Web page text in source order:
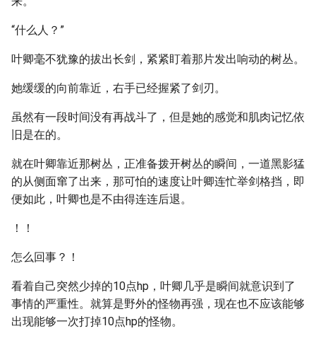
“什么人？”
叶卿毫不犹豫的拔出长剑，紧紧盯着那片发出响动的树丛。
她缓缓的向前靠近，右手已经握紧了剑刃。
虽然有一段时间没有再战斗了，但是她的感觉和肌肉记忆依
旧是在的。
就在叶卿靠近那树丛，正准备拨开树丛的瞬间，一道黑影猛
的从侧面窜了出来，那可怕的速度让叶卿连忙举剑格挡，即
便如此，叶卿也是不由得连连后退。
！！
怎么回事？！
看着自己突然少掉的10点hp，叶卿几乎是瞬间就意识到了
事情的严重性。就算是野外的怪物再强，现在也不应该能够
出现能够一次打掉10点hp的怪物。